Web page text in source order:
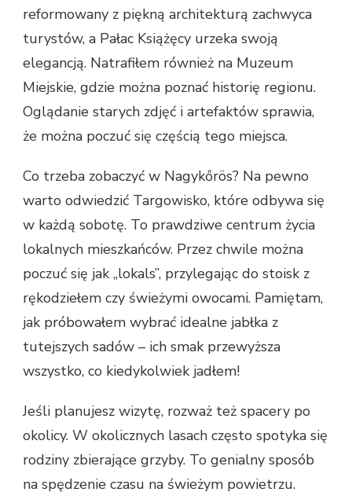
reformowany z piękną architekturą zachwyca
turystów, a Pałac Książęcy urzeka swoją
elegancją. Natrafiłem również na Muzeum
Miejskie, gdzie można poznać historię regionu.
Oglądanie starych zdjęć i artefaktów sprawia,
że można poczuć się częścią tego miejsca.
Co trzeba zobaczyć w Nagykőrös? Na pewno
warto odwiedzić Targowisko, które odbywa się
w każdą sobotę. To prawdziwe centrum życia
lokalnych mieszkańców. Przez chwile można
poczuć się jak „lokals”, przylegając do stoisk z
rękodziełem czy świeżymi owocami. Pamiętam,
jak próbowałem wybrać idealne jabłka z
tutejszych sadów – ich smak przewyższa
wszystko, co kiedykolwiek jadłem!
Jeśli planujesz wizytę, rozważ też spacery po
okolicy. W okolicznych lasach często spotyka się
rodziny zbierające grzyby. To genialny sposób
na spędzenie czasu na świeżym powietrzu.